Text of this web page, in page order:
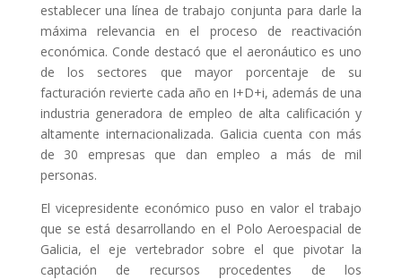
establecer una línea de trabajo conjunta para darle la
máxima relevancia en el proceso de reactivación
económica. Conde destacó que el aeronáutico es uno
de los sectores que mayor porcentaje de su
facturación revierte cada año en I+D+i, además de una
industria generadora de empleo de alta calificación y
altamente internacionalizada. Galicia cuenta con más
de 30 empresas que dan empleo a más de mil
personas.
El vicepresidente económico puso en valor el trabajo
que se está desarrollando en el Polo Aeroespacial de
Galicia, el eje vertebrador sobre el que pivotar la
captación de recursos procedentes de los